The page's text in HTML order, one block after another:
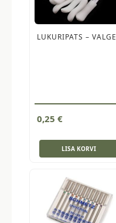
LUKURIPATS – VALGE
0,25 €
LISA KORVI